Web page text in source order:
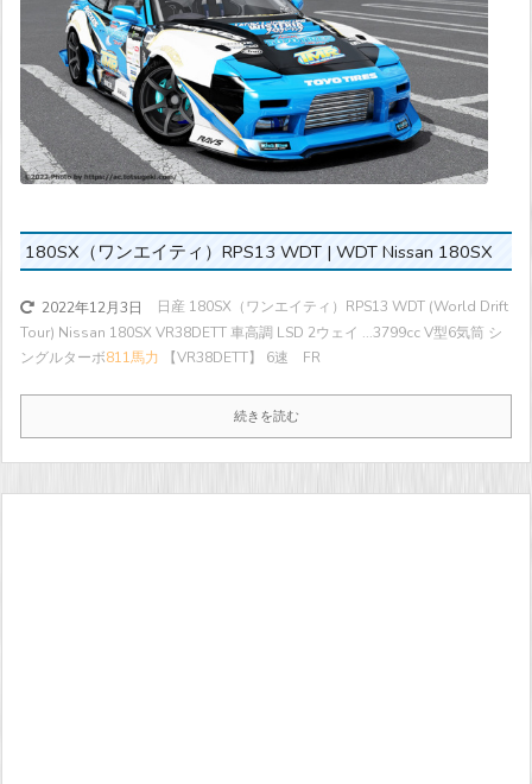
180SX（ワンエイティ）RPS13 WDT | WDT Nissan 180SX
2022年12月3日
日産 180SX（ワンエイティ）RPS13 WDT (World Drift
Tour) Nissan 180SX VR38DETT 車高調 LSD 2ウェイ ...3799cc V型6気筒 シ
ングルターボ811馬力 【VR38DETT】 6速 FR
続きを読む